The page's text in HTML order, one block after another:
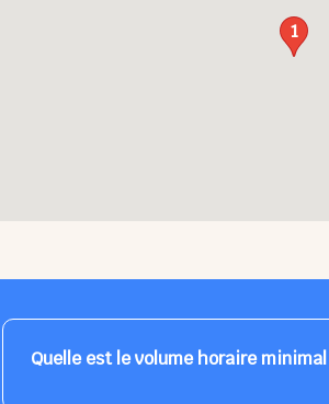
1
Quelle est le volume horaire minimal